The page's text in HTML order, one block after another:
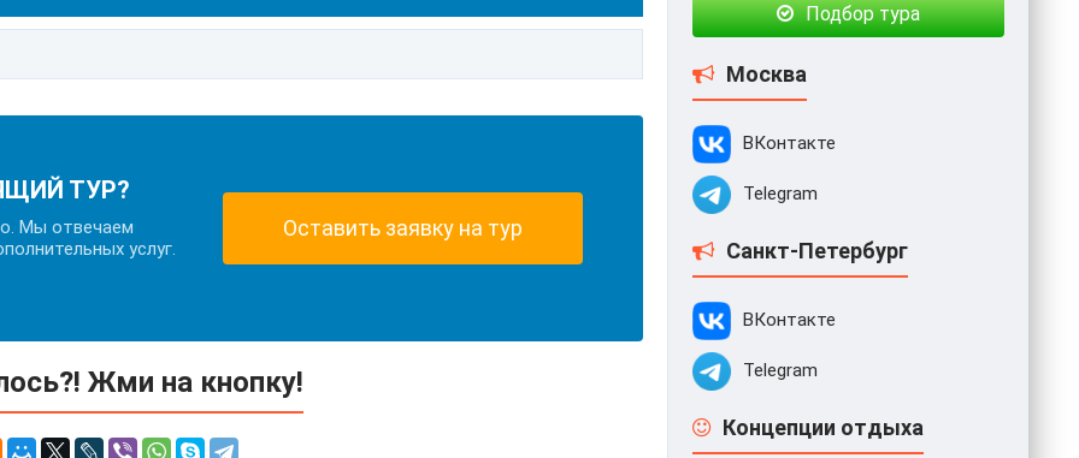
ТУР?
Мы отвечаем
услуг.
Оставить заявку на тур
Жми на кнопку!
Подбор тура
Москва
ВКонтакте
Telegram
Санкт-Петербург
ВКонтакте
Telegram
Концепции отдыха